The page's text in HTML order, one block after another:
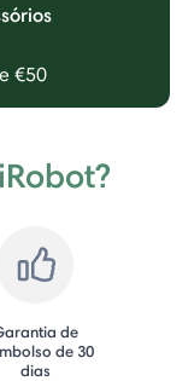
€50
de
de 30
dias